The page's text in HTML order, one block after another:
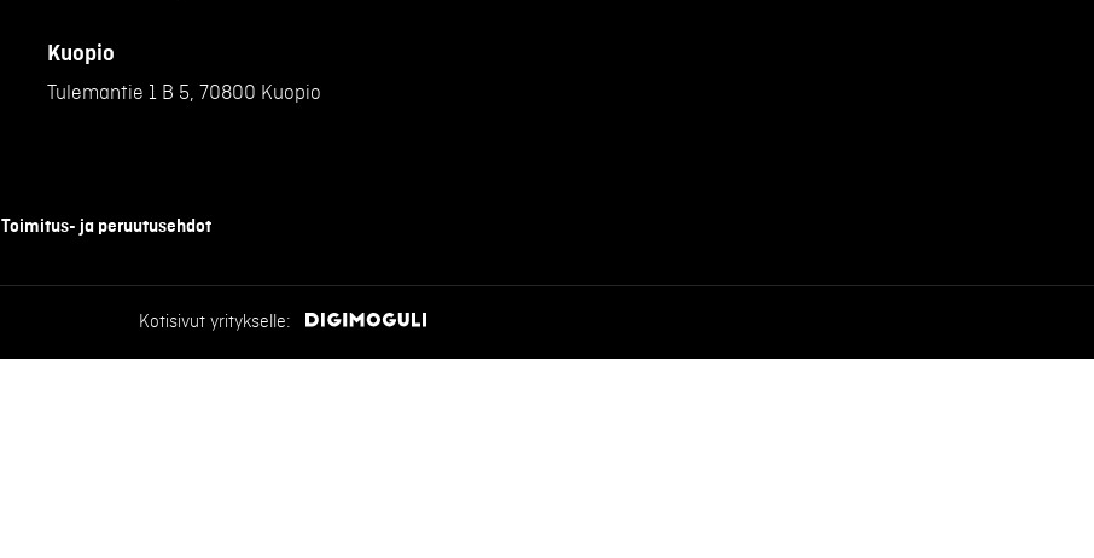
Kuopio
Tulemantie 1 B 5, 70800 Kuopio
Toimitus- ja peruutusehdot
Kotisivut yritykselle: